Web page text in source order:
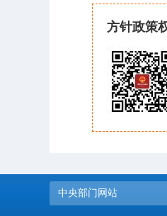
方针政策
中央部门网站